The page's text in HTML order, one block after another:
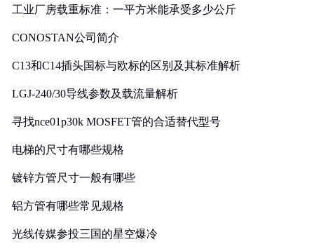
工业厂房载重标准：一平方米能承受多少公斤
CONOSTAN公司简介
C13和C14插头国标与欧标的区别及其标准解析
LGJ-240/30导线参数及载流量解析
寻找nce01p30k MOSFET管的合适替代型号
电梯的尺寸有哪些规格
镀锌方管尺寸一般有哪些
铝方管有哪些常见规格
光线传媒参投三国的星空爆冷